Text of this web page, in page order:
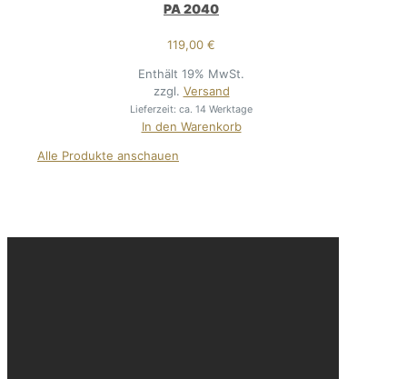
PA 2040
119,00 €
Enthält 19% MwSt.
zzgl. Versand
Lieferzeit: ca. 14 Werktage
In den Warenkorb
Alle Produkte anschauen